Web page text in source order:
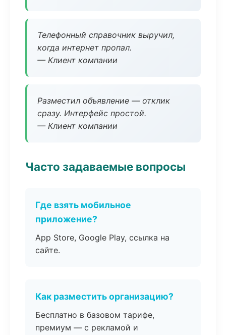
Телефонный справочник выручил,
когда интернет пропал.
— Клиент компании
Разместил объявление — отклик
сразу. Интерфейс простой.
— Клиент компании
Часто задаваемые вопросы
Где взять мобильное
приложение?
App Store, Google Play, ссылка на
сайте.
Как разместить организацию?
Бесплатно в базовом тарифе,
премиум — с рекламой и